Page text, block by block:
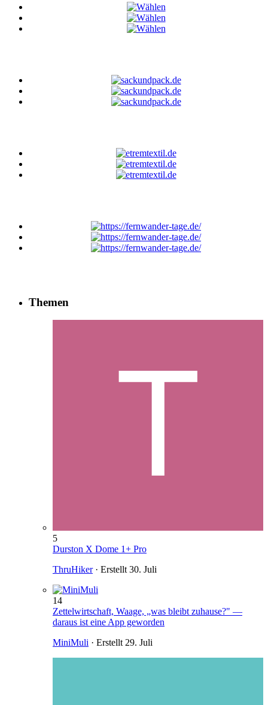
Themen
5
Durston X Dome 1+ Pro
ThruHiker· Erstellt30. Juli
14
Zettelwirtschaft, Waage, „was bleibt zuhause?" —
daraus ist eine App geworden
MiniMuli · Erstellt29. Juli